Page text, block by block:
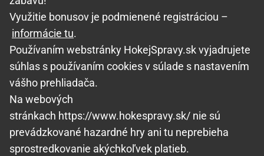
Využitie bonusov je podmienené registráciou –
informácie tu.
Používaním webstránky HokejSpravy.sk vyjadrujete
súhlas s používaním cookies v súlade s nastavením
vášho prehliadača.
Na webových
stránkach https://www.hokespravy.sk/ nie sú
prevádzkované hazardné hry ani tu neprebieha
sprostredkovanie akýchkoľvek platieb.